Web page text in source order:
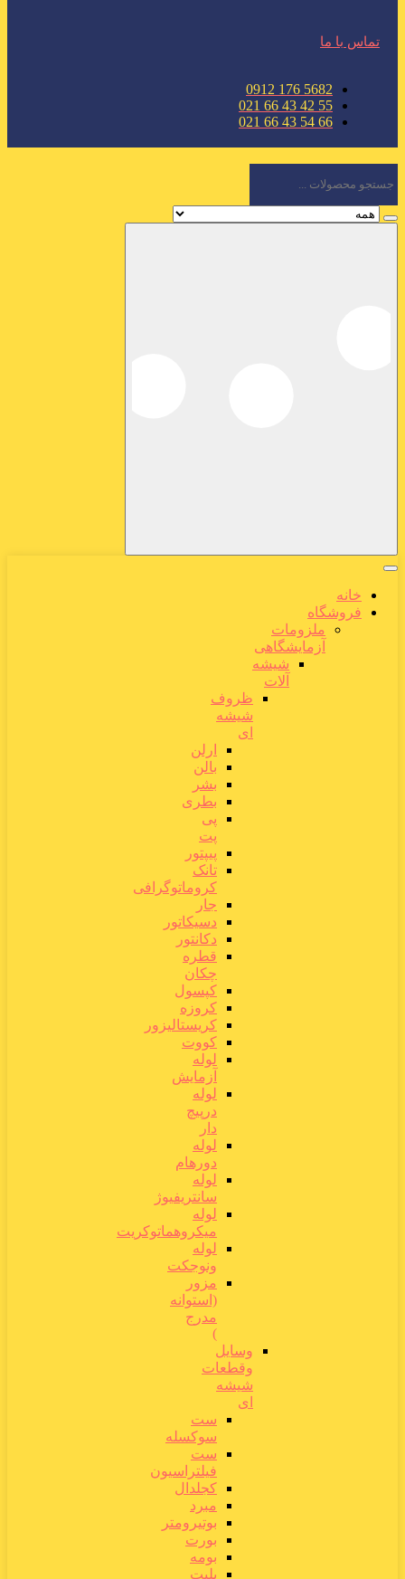
تماس با ما
5682 176 0912
55 42 43 66 021
66 54 43 66 021
خانه
فروشگاه
ملزومات
آزمایشگاهی
شیشه
آلات
ظروف
شیشه
ای
ارلن
بالن
بشر
بطری
پی
پت
پیپتور
تانک
کروماتوگرافی
جار
دسیکاتور
دکانتور
قطره
چکان
کپسول
کروزه
کریستالیزور
کووت
لوله
آزمایش
لوله
درپیچ
دار
لوله
دورهام
لوله
سانتریفیوژ
لوله
میکروهماتوکریت
لوله
ونوجکت
مزور
(استوانه
مدرج
)
وسایل
وقطعات
شیشه
ای
ست
سوکسله
ست
فیلتراسیون
کجلدال
مبرد
بوتیرومتر
بورت
بومه
پلیت